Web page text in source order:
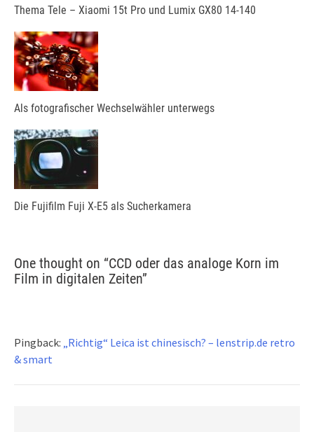
Thema Tele – Xiaomi 15t Pro und Lumix GX80 14-140
Als fotografischer Wechselwähler unterwegs
Die Fujifilm Fuji X-E5 als Sucherkamera
One thought on “CCD oder das analoge Korn im
Film in digitalen Zeiten”
Pingback: „Richtig“ Leica ist chinesisch? – lenstrip.de retro
& smart